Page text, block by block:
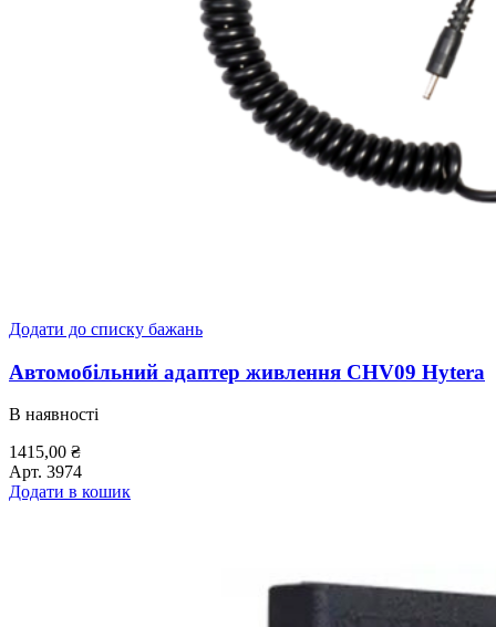
Додати до списку бажань
Автомобільний адаптер живлення CHV09 Hytera
В наявності
1415,00 ₴
Арт. 3974
Додати в кошик